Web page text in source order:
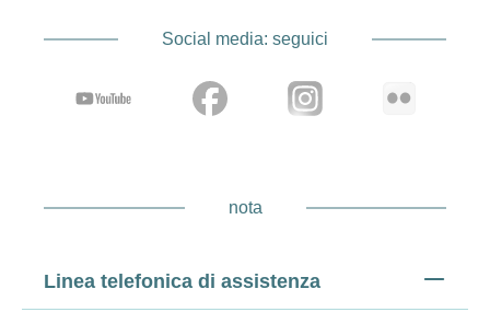
Social media: seguici
nota
Linea telefonica di assistenza